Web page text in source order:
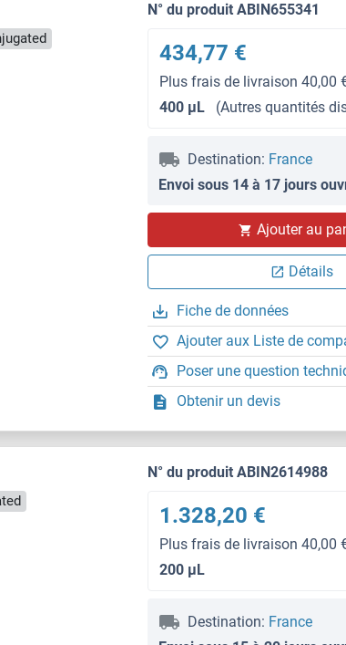
N° du produit ABIN655341
434,77 €
Plus frais de livraison 40,00
400 μL
(Autres quantités
Destination: France
Envoi sous 14 à 17 jours
Ajouter au
Détails
Fiche de données
Ajouter aux Liste de
Poser une question
Obtenir un devis
N° du produit ABIN2614988
1.328,20 €
Plus frais de livraison 40,00
200 μL
Destination: France